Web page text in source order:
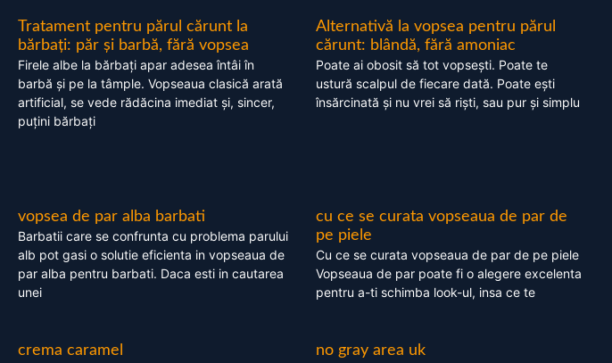
Tratament pentru părul cărunt la
bărbați: păr și barbă, fără vopsea
Firele albe la bărbați apar adesea întâi în
barbă și pe la tâmple. Vopseaua clasică arată
artificial, se vede rădăcina imediat și, sincer,
puțini bărbați
Alternativă la vopsea pentru părul
cărunt: blândă, fără amoniac
Poate ai obosit să tot vopsești. Poate te
ustură scalpul de fiecare dată. Poate ești
însărcinată și nu vrei să riști, sau pur și simplu
vopsea de par alba barbati
Barbatii care se confrunta cu problema parului
alb pot gasi o solutie eficienta in vopseaua de
par alba pentru barbati. Daca esti in cautarea
unei
cu ce se curata vopseaua de par de
pe piele
Cu ce se curata vopseaua de par de pe piele
Vopseaua de par poate fi o alegere excelenta
pentru a-ti schimba look-ul, insa ce te
crema caramel no gray area uk